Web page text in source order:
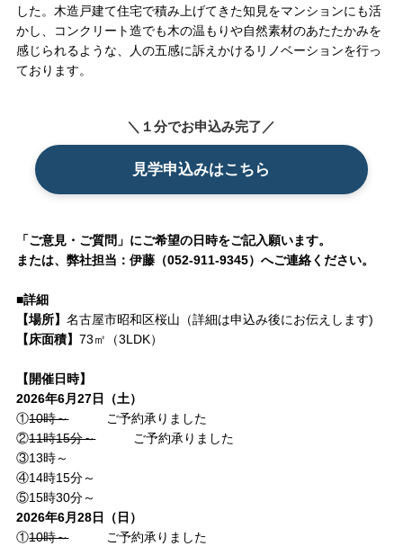
した。木造戸建て住宅で積み上げてきた知見をマンションにも活
かし、コンクリート造でも木の温もりや自然素材のあたたかみを
感じられるような、人の五感に訴えかけるリノベーションを行っ
ております。
＼１分でお申込み完了／
見学申込みはこちら
「ご意見・ご質問」にご希望の日時をご記入願います。
または、弊社担当：伊藤（052-911-9345）へご連絡ください。
■詳細
【場所】名古屋市昭和区桜山（詳細は申込み後にお伝えします)
【床面積】73㎡（3LDK）
【開催日時】
2026年6月27日（土）
①10時～ご予約承りました
②11時15分～ご予約承りました
③13時～
④14時15分～
⑤15時30分～
2026年6月28日（日）
①10時～ご予約承りました